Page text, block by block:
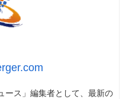
ース」編集者として、最新の